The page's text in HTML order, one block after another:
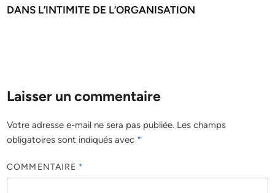
DANS L’INTIMITE DE L’ORGANISATION
Laisser un commentaire
Votre adresse e-mail ne sera pas publiée. Les champs
obligatoires sont indiqués avec *
COMMENTAIRE *